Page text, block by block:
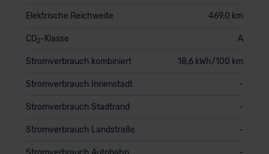
Elektrische Reichweite 469,0 km
CO2-Klasse A
Stromverbrauch kombiniert 18,6 kWh/100 km
Stromverbrauch Innenstadt -
Stromverbrauch Stadtrand -
Stromverbrauch Landstraße -